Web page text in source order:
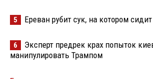
5 Ереван рубит сук, на котором сидит
6
Эксперт предрек крах попыток
манипулировать Трампом